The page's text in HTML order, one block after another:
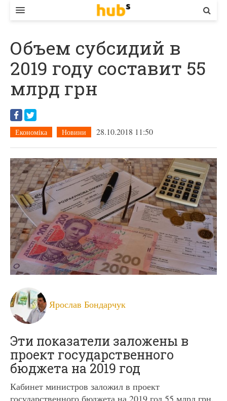
ЕКОНОМІКА
БІЗНЕС
СТАРТЕР
КОНТАКТИ
Объем субсидий в
2019 году составит 55
млрд грн
Економіка Новини 28.10.2018 11:50
Ярослав Бондарчук
Эти показатели заложены в
проект государственного
бюджета на 2019 год
Кабинет министров заложил в проект
государственного бюджета на 2019 год 55 млрд грн,